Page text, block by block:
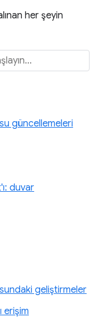
her şeyin
güncellemeleri
duvar
geliştirmeler
erişim